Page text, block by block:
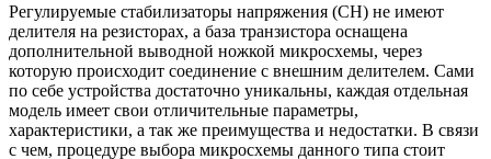
Регулируемые стабилизаторы напряжения (СН) не имеют
делителя на резисторах, а база транзистора оснащена
дополнительной выводной ножкой микросхемы, через
которую происходит соединение с внешним делителем. Сами
по себе устройства достаточно уникальны, каждая отдельная
модель имеет свои отличительные параметры,
характеристики, а так же преимущества и недостатки. В связи
с чем, процедуре выбора микросхемы данного типа стоит